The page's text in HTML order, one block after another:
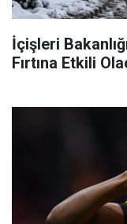
İçişleri
Fırtına Etkili